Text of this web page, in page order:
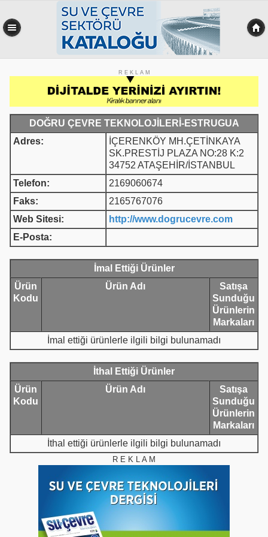
R E K L A M
DOĞRU ÇEVRE TEKNOLOJİLERİ-ESTRUGUA
Adres:
İÇERENKÖY MH.ÇETİNKAYA
SK.PRESTİJ PLAZA NO:28 K:2
34752 ATAŞEHİR/İSTANBUL
Telefon:
2169060674
Faks:
2165767076
Web Sitesi:
http://www.dogrucevre.com
E-Posta:
İmal Ettiği Ürünler
Ürün
Kodu
Ürün Adı
Satışa
Sunduğu
Ürünlerin
Markaları
İmal ettiği ürünlerle ilgili bilgi bulunamadı
İthal Ettiği Ürünler
Ürün
Kodu
Ürün Adı
Satışa
Sunduğu
Ürünlerin
Markaları
İthal ettiği ürünlerle ilgili bilgi bulunamadı
R E K L A M